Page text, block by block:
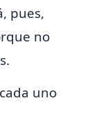
pues,
no
uno